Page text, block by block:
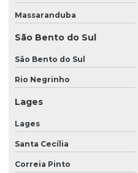
Limpeza predial em condomínio
Orçamento vigilância patrimonial
Portaria 24 horas
Massaranduba
São Bento do Sul
São Bento do Sul
Rio Negrinho
Lages
Lages
Santa Cecília
Correia Pinto